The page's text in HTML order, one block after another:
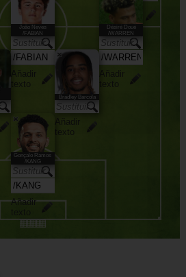
Añadir
texto
João Neves
/FABIAN
Añadir
texto
Désiré Doué
/WARREN
Añadir
texto
Bradley Barcola
Añadir
texto
Gonçalo Ramos
/KANG
Añadir